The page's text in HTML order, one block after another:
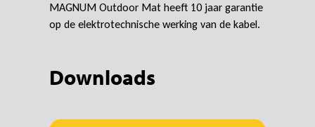
MAGNUM Outdoor Mat heeft 10 jaar garantie
op de elektrotechnische werking van de kabel.
Downloads